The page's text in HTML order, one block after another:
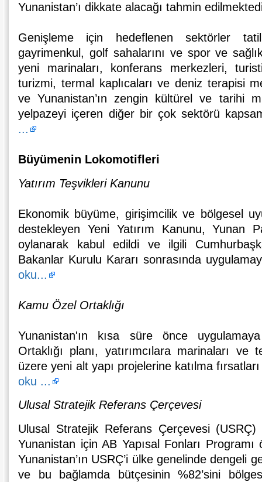
Yunanistan’ı dikkate alacağı tahmin
Genişleme için hedeflenen sektörler
gayrimenkul, golf sahalarını ve spor ve
yeni marinaları, konferans merkezleri,
turizmi, termal kaplıcaları ve deniz terapisi
ve Yunanistan’ın zengin kültürel ve tarihi
yelpazeyi içeren diğer bir çok sektörü
...
Büyümenin Lokomotifleri
Yatırım Teşvikleri Kanunu
Ekonomik büyüme, girişimcilik ve bölgesel
destekleyen Yeni Yatırım Kanunu, Yunan
oylanarak kabul edildi ve ilgili
Bakanlar Kurulu Kararı sonrasında
oku...
Kamu Özel Ortaklığı
Yunanistan'ın kısa süre önce
Ortaklığı planı, yatırımcılara marinaları ve
üzere yeni alt yapı projelerine katılma
oku ...
Ulusal Stratejik Referans Çerçevesi
Ulusal Stratejik Referans Çerçevesi (USRÇ)
Yunanistan için AB Yapısal Fonları Programı
Yunanistan’ın USRÇ’i ülke genelinde dengeli
ve bu bağlamda bütçesinin %82’sini